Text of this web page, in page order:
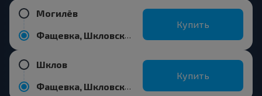
Могилёв
Фащевка, Шкловский р-н МОГИЛЕВСКАЯ ОБЛ. Беларусь
Купить
Шклов
Фащевка, Шкловский р-н МОГИЛЕВСКАЯ ОБЛ. Беларусь
Купить